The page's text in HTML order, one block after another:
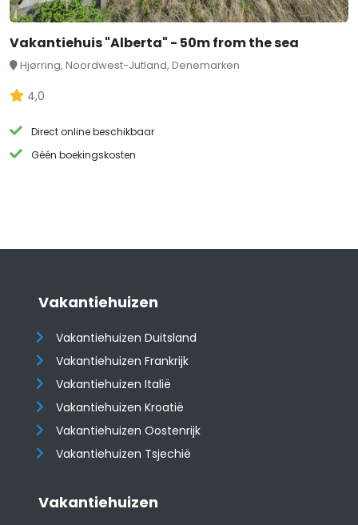
Vakantiehuis "Alberta" - 50m from the sea
Hjørring, Noordwest-Jutland, Denemarken
4,0
Direct online beschikbaar
Géén boekingskosten
Vakantiehuizen
Vakantiehuizen Duitsland
Vakantiehuizen Frankrijk
Vakantiehuizen Italië
Vakantiehuizen Kroatië
​​​​​​​Vakantiehuizen Oostenrijk
Vakantiehuizen Tsjechië
Vakantiehuizen